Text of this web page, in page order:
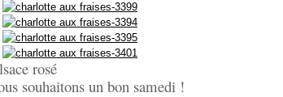
rosé
souhaitons un bon samedi !